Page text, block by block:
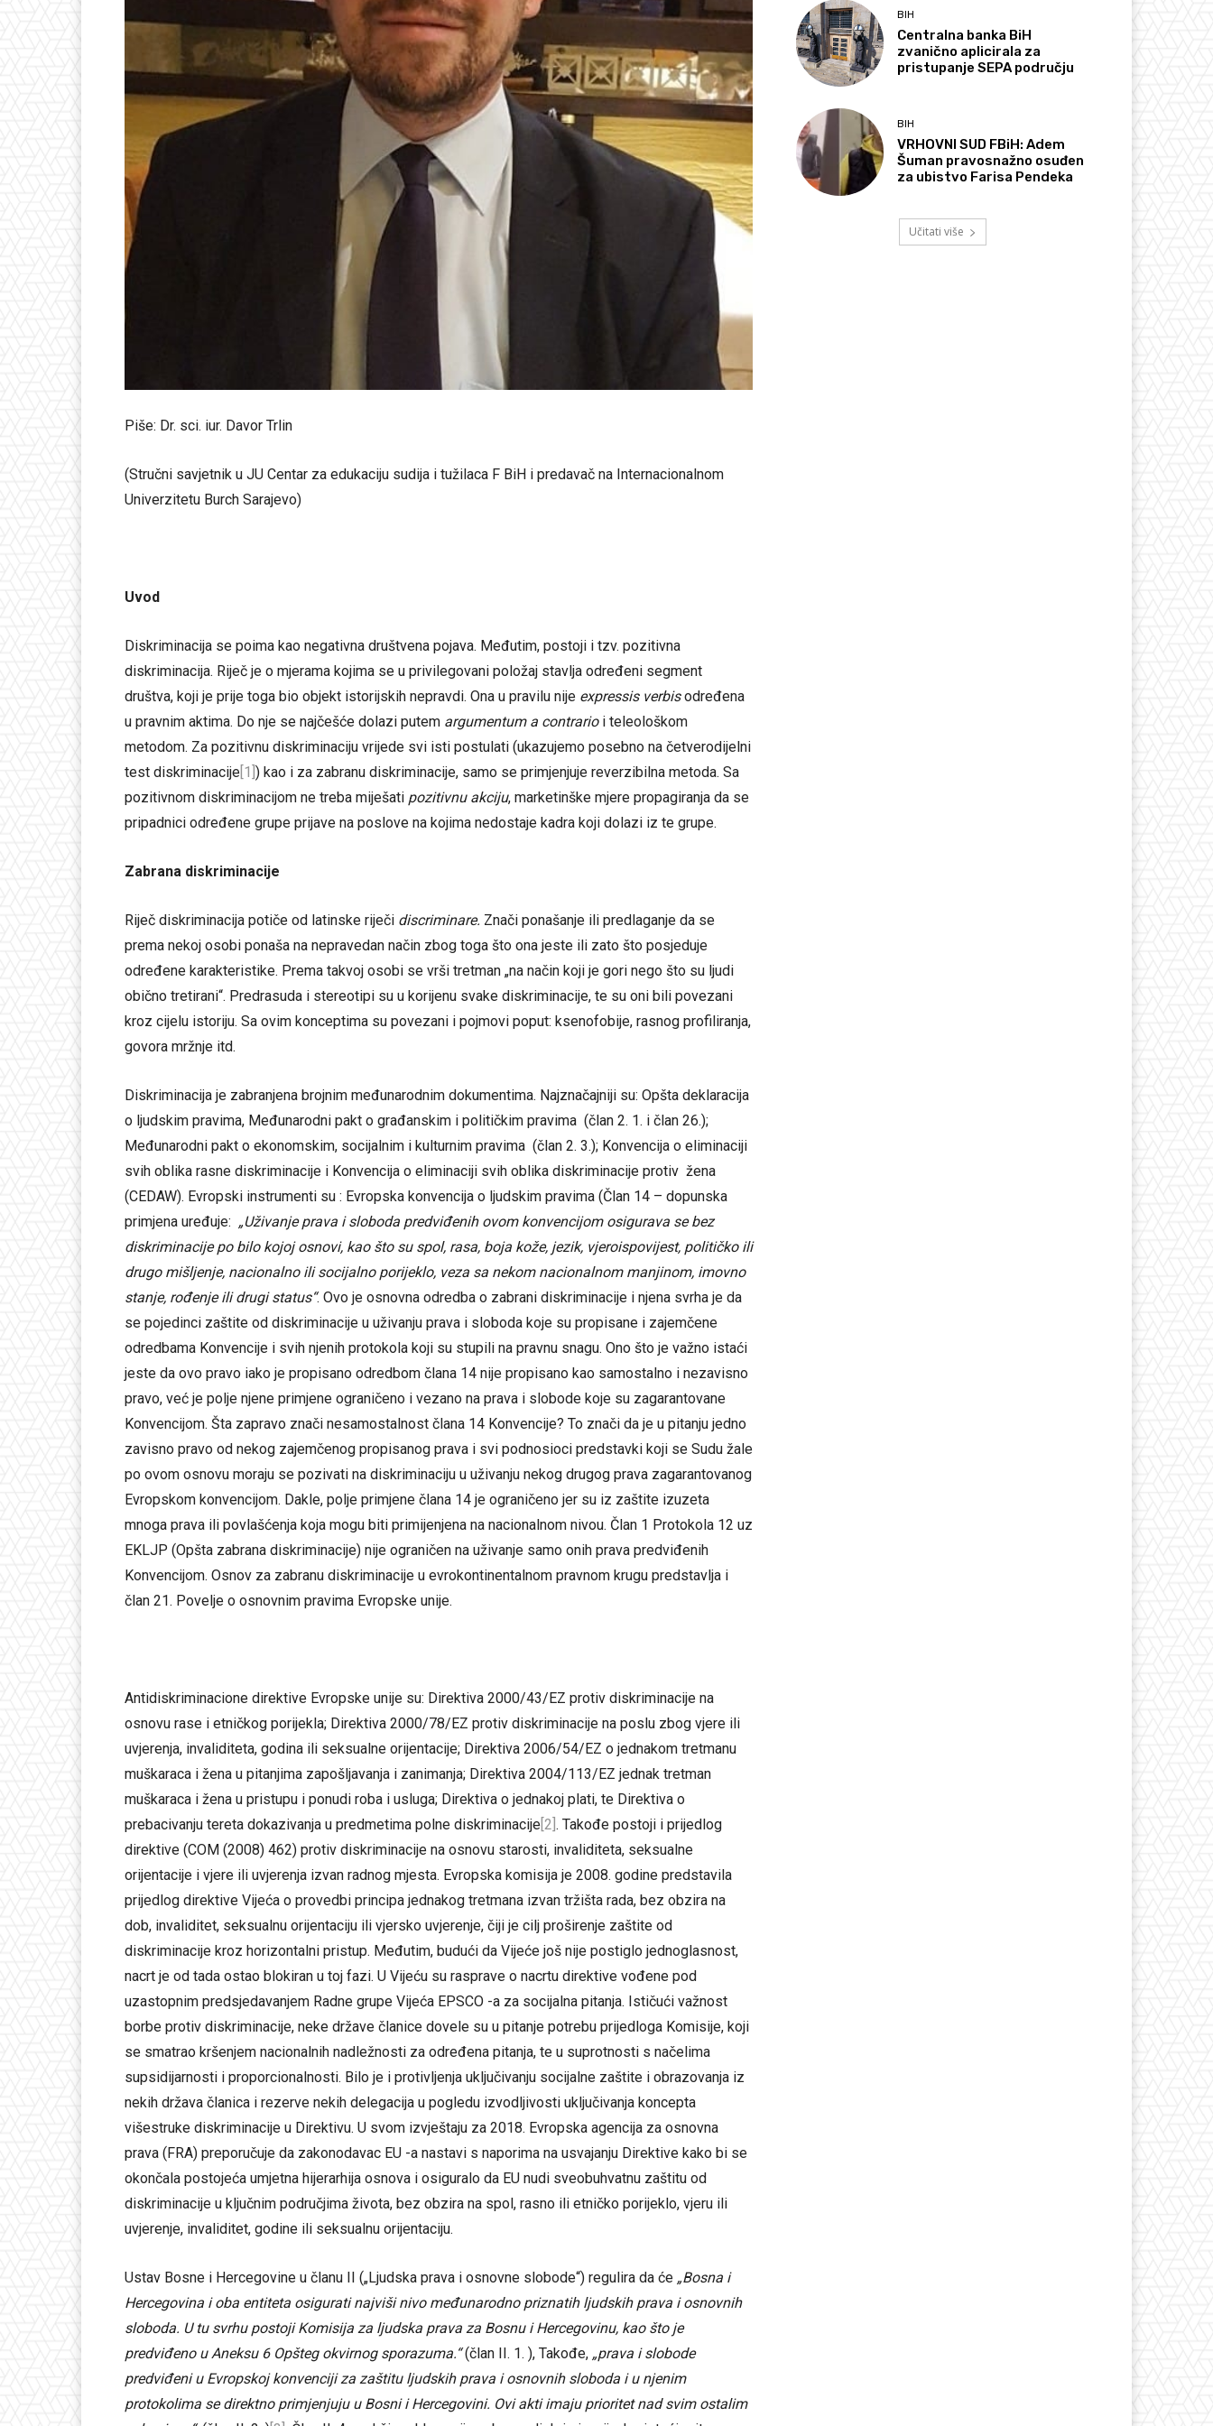
Piše: Dr. sci. iur. Davor Trlin
(Stručni savjetnik u JU Centar za edukaciju sudija i tužilaca F BiH i predavač na Internacionalnom
Univerzitetu Burch Sarajevo)
Uvod
Diskriminacija se poima kao negativna društvena pojava. Međutim, postoji i tzv. pozitivna
diskriminacija. Riječ je o mjerama kojima se u privilegovani položaj stavlja određeni segment
društva, koji je prije toga bio objekt istorijskih nepravdi. Ona u pravilu nije expressis verbisodređena
u pravnim aktima. Do nje se najčešće dolazi putem argumentum a contrarioi teleološkom
metodom. Za pozitivnu diskriminaciju vrijede svi isti postulati (ukazujemo posebno na četverodijelni
test diskriminacije [1] ) kao i za zabranu diskriminacije, samo se primjenjuje reverzibilna metoda. Sa
pozitivnom diskriminacijom ne treba miješati pozitivnu akciju, marketinške mjere propagiranja da se
pripadnici određene grupe prijave na poslove na kojima nedostaje kadra koji dolazi iz te grupe.
Zabrana diskriminacije
Riječ diskriminacija potiče od latinske riječi discriminare. Znači ponašanje ili predlaganje da se
prema nekoj osobi ponaša na nepravedan način zbog toga što ona jeste ili zato što posjeduje
određene karakteristike. Prema takvoj osobi se vrši tretman „na način koji je gori nego što su ljudi
obično tretirani“. Predrasuda i stereotipi su u korijenu svake diskriminacije, te su oni bili povezani
kroz cijelu istoriju. Sa ovim konceptima su povezani i pojmovi poput: ksenofobije, rasnog profiliranja,
govora mržnje itd.
Diskriminacija je zabranjena brojnim međunarodnim dokumentima. Najznačajniji su: Opšta deklaracija
o ljudskim pravima, Međunarodni pakt o građanskim i političkim pravima (član 2. 1. i član 26.);
Međunarodni pakt o ekonomskim, socijalnim i kulturnim pravima (član 2. 3.); Konvencija o eliminaciji
svih oblika rasne diskriminacije i Konvencija o eliminaciji svih oblika diskriminacije protiv žena
(CEDAW). Evropski instrumenti su : Evropska konvencija o ljudskim pravima (Član 14 – dopunska
primjena uređuje: „Uživanje prava i sloboda predviđenih ovom konvencijom osigurava se bez
diskriminacije po bilo kojoj osnovi, kao što su spol, rasa, boja kože, jezik, vjeroispovijest, političko ili
drugo mišljenje, nacionalno ili socijalno porijeklo, veza sa nekom nacionalnom manjinom, imovno
stanje, rođenje ili drugi status“. Ovo je osnovna odredba o zabrani diskriminacije i njena svrha je da
se pojedinci zaštite od diskriminacije u uživanju prava i sloboda koje su propisane i zajemčene
odredbama Konvencije i svih njenih protokola koji su stupili na pravnu snagu. Ono što je važno istaći
jeste da ovo pravo iako je propisano odredbom člana 14 nije propisano kao samostalno i nezavisno
pravo, već je polje njene primjene ograničeno i vezano na prava i slobode koje su zagarantovane
Konvencijom. Šta zapravo znači nesamostalnost člana 14 Konvencije? To znači da je u pitanju jedno
zavisno pravo od nekog zajemčenog propisanog prava i svi podnosioci predstavki koji se Sudu žale
po ovom osnovu moraju se pozivati na diskriminaciju u uživanju nekog drugog prava zagarantovanog
Evropskom konvencijom. Dakle, polje primjene člana 14 je ograničeno jer su iz zaštite izuzeta
mnoga prava ili povlašćenja koja mogu biti primijenjena na nacionalnom nivou. Član 1 Protokola 12 uz
EKLJP (Opšta zabrana diskriminacije) nije ograničen na uživanje samo onih prava predviđenih
Konvencijom. Osnov za zabranu diskriminacije u evrokontinentalnom pravnom krugu predstavlja i
član 21. Povelje o osnovnim pravima Evropske unije.
Antidiskriminacione direktive Evropske unije su: Direktiva 2000/43/EZ protiv diskriminacije na
osnovu rase i etničkog porijekla; Direktiva 2000/78/EZ protiv diskriminacije na poslu zbog vjere ili
uvjerenja, invaliditeta, godina ili seksualne orijentacije; Direktiva 2006/54/EZ o jednakom tretmanu
muškaraca i žena u pitanjima zapošljavanja i zanimanja; Direktiva 2004/113/EZ jednak tretman
muškaraca i žena u pristupu i ponudi roba i usluga; Direktiva o jednakoj plati, te Direktiva o
prebacivanju tereta dokazivanja u predmetima polne diskriminacije [2] . Takođe postoji i prijedlog
direktive (COM (2008) 462) protiv diskriminacije na osnovu starosti, invaliditeta, seksualne
orijentacije i vjere ili uvjerenja izvan radnog mjesta. Evropska komisija je 2008. godine predstavila
prijedlog direktive Vijeća o provedbi principa jednakog tretmana izvan tržišta rada, bez obzira na
dob, invaliditet, seksualnu orijentaciju ili vjersko uvjerenje, čiji je cilj proširenje zaštite od
diskriminacije kroz horizontalni pristup. Međutim, budući da Vijeće još nije postiglo jednoglasnost,
nacrt je od tada ostao blokiran u toj fazi. U Vijeću su rasprave o nacrtu direktive vođene pod
uzastopnim predsjedavanjem Radne grupe Vijeća EPSCO -a za socijalna pitanja. Ističući važnost
borbe protiv diskriminacije, neke države članice dovele su u pitanje potrebu prijedloga Komisije, koji
se smatrao kršenjem nacionalnih nadležnosti za određena pitanja, te u suprotnosti s načelima
supsidijarnosti i proporcionalnosti. Bilo je i protivljenja uključivanju socijalne zaštite i obrazovanja iz
nekih država članica i rezerve nekih delegacija u pogledu izvodljivosti uključivanja koncepta
višestruke diskriminacije u Direktivu. U svom izvještaju za 2018. Evropska agencija za osnovna
prava (FRA) preporučuje da zakonodavac EU -a nastavi s naporima na usvajanju Direktive kako bi se
okončala postojeća umjetna hijerarhija osnova i osiguralo da EU nudi sveobuhvatnu zaštitu od
diskriminacije u ključnim područjima života, bez obzira na spol, rasno ili etničko porijeklo, vjeru ili
uvjerenje, invaliditet, godine ili seksualnu orijentaciju.
Ustav Bosne i Hercegovine u članu II („Ljudska prava i osnovne slobode“) regulira da će „Bosna i
Hercegovina i oba entiteta osigurati najviši nivo međunarodno priznatih ljudskih prava i osnovnih
sloboda. U tu svrhu postoji Komisija za ljudska prava za Bosnu i Hercegovinu, kao što je
predviđeno u Aneksu 6 Opšteg okvirnog sporazuma.“(član II. 1. ), Takođe, „prava i slobode
predviđeni u Evropskoj konvenciji za zaštitu ljudskih prava i osnovnih sloboda i u njenim
protokolima se direktno primjenjuju u Bosni i Hercegovini. Ovi akti imaju prioritet nad svim ostalim
BIH
Centralna banka BiH
zvanično aplicirala za
pristupanje SEPA području
BIH
VRHOVNI SUD FBiH: Adem
Šuman pravosnažno osuđen
za ubistvo Farisa Pendeka
Učitati više